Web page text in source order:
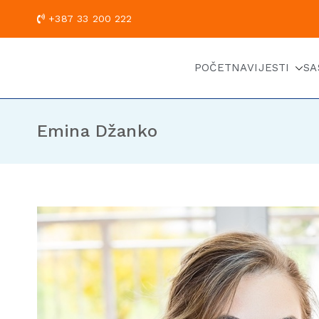
+387 33 200
POČETNAVIJESTI
Emina Džanko